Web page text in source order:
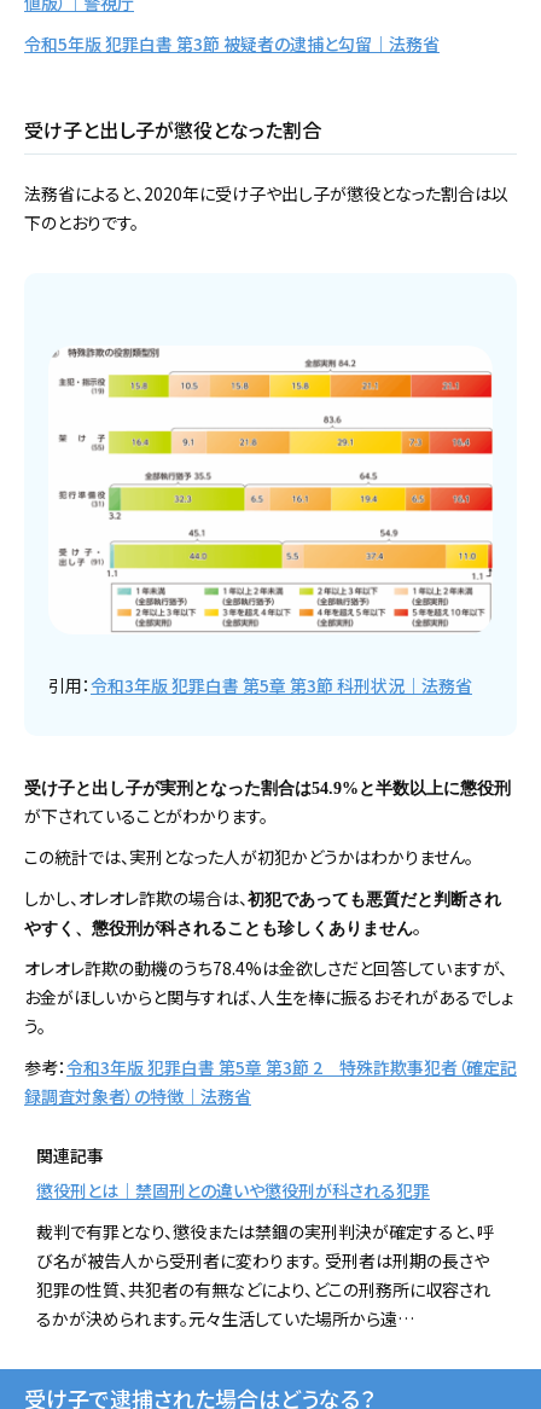
令和5年版 犯罪白書 第3節 被疑者の逮捕と勾留｜法務省
受け子と出し子が懲役となった割合
法務省によると、2020年に受け子や出し子が懲役となった割合は以
下のとおりです。
引用：令和3年版 犯罪白書 第5章 第3節 科刑状況｜法務省
受け子と出し子が実刑となった割合は54.9%と半数以上に懲役刑
が下されていることがわかります。
この統計では、実刑となった人が初犯かどうかはわかりません。
しかし、オレオレ詐欺の場合は、 初犯であっても悪質だと判断され
やすく、懲役刑が科されることも珍しくありません。
オレオレ詐欺の動機のうち78.4%は金欲しさだと回答していますが、
お金がほしいからと関与すれば、人生を棒に振るおそれがあるでしょ
う。
参考：令和3年版 犯罪白書 第5章 第3節 2 特殊詐欺事犯者（確定記
録調査対象者）の特徴｜法務省
関連記事
懲役刑とは｜禁固刑との違いや懲役刑が科される犯罪
裁判で有罪となり、懲役または禁錮の実刑判決が確定すると、呼
び名が被告人から受刑者に変わります。 受刑者は刑期の長さや
犯罪の性質、共犯者の有無などにより、どこの刑務所に収容され
るかが決められます。元々生活していた場所から遠…
受け子で逮捕された場合はどうなる？